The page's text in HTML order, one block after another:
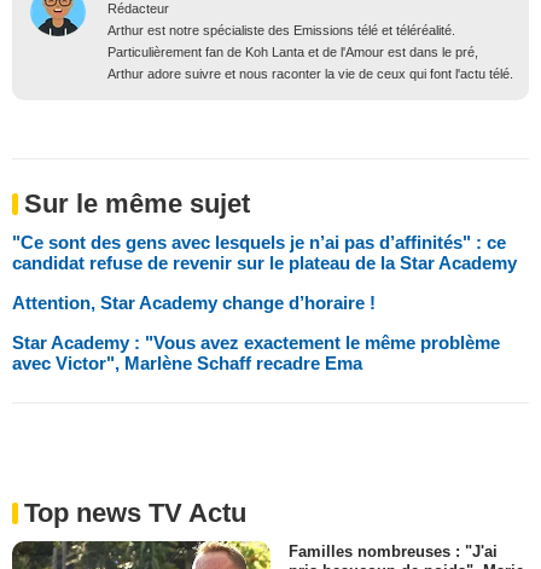
Rédacteur
Arthur est notre spécialiste des Emissions télé et téléréalité.
Particulièrement fan de Koh Lanta et de l'Amour est dans le pré,
Arthur adore suivre et nous raconter la vie de ceux qui font l'actu télé.
Sur le même sujet
"Ce sont des gens avec lesquels je n’ai pas d’affinités" : ce
candidat refuse de revenir sur le plateau de la Star Academy
Attention, Star Academy change d’horaire !
Star Academy : "Vous avez exactement le même problème
avec Victor", Marlène Schaff recadre Ema
Top news TV Actu
Familles nombreuses : "J'ai